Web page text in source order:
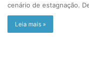
cenário de estagnação.
Leia mais »